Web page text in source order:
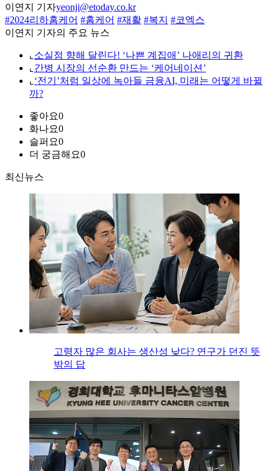
이연지 기자yeonji@etoday.co.kr
#2024리하홈케어 #홈케어 #재활 #복지 #코엑스
이연지 기자의 주요 뉴스
⌞ 소실점 향해 달린다! ‘나쁜 계집애’ 나애리의 귀환
⌞ 간병 시장의 선순환 만드는 ‘케어네이션’
⌞ ‘전기’처럼 일상에 녹아들 금융AI, 미래는 어떻게 바뀔
까?
좋아요0
화나요0
슬퍼요0
더 궁금해요0
최신뉴스
고령자 많은 회사는 생산성 낮다? 연구가 던진 뜻
밖의 답